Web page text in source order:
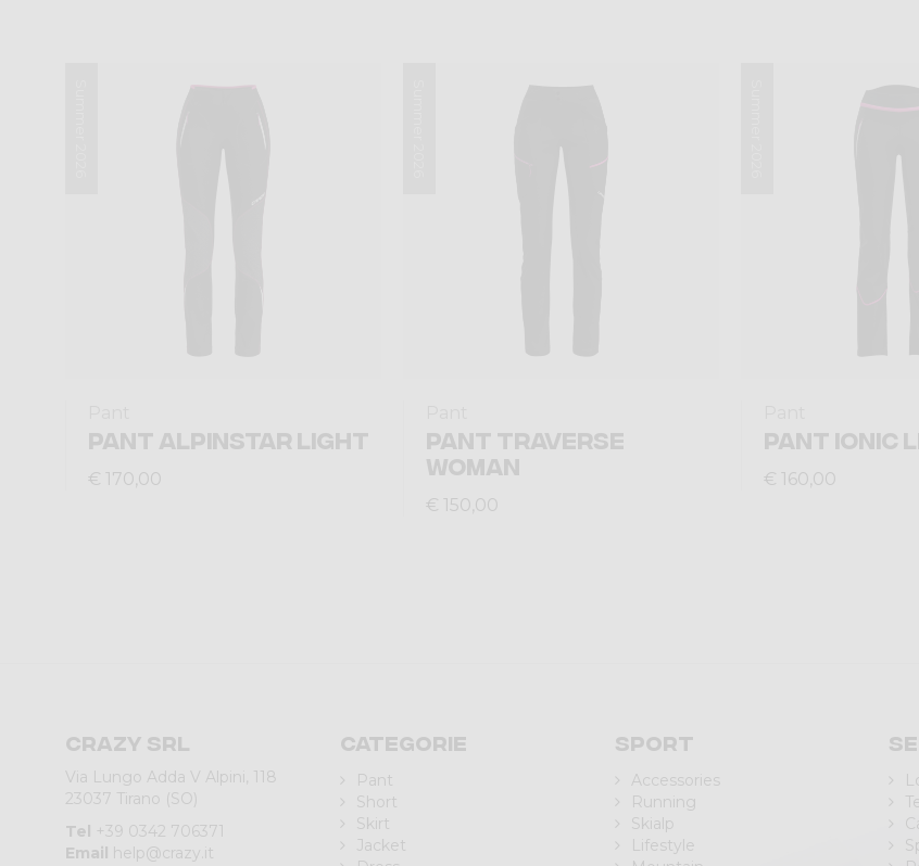
PANT ALPINSTAR LIGHT
€ 170,00
PANT TRAVERSE
WOMAN
€ 150,00
PANT IONIC
€ 160,00
Crazy srl
Via Lungo Adda V Alpini, 118
23037 Tirano (SO)
Tel +39 0342 706371
Email help@crazy.it
Categorie
Pant
Short
Skirt
Jacket
Sport
Accessories
Running
Skialp
Lifestyle